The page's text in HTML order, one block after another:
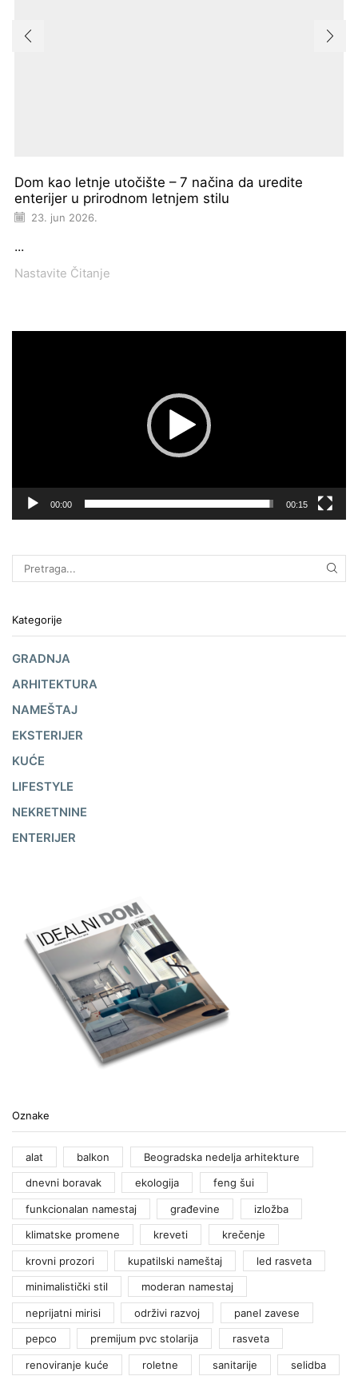
Dom kao letnje utočište – 7 načina da uredite
enterijer u prirodnom letnjem stilu
23. jun 2026.
...
Nastavite Čitanje
00:00 00:15
Kategorije
GRADNJA
ARHITEKTURA
NAMEŠTAJ
EKSTERIJER
KUĆE
LIFESTYLE
NEKRETNINE
ENTERIJER
Oznake
alat balkon Beogradska nedelja arhitekture
dnevni boravak ekologija feng šui
funkcionalan namestaj građevine izložba
klimatske promene kreveti krečenje
krovni prozori kupatilski nameštaj led rasveta
minimalistički stil moderan namestaj
neprijatni mirisi održivi razvoj panel zavese
pepco premijum pvc stolarija rasveta
renoviranje kuće roletne sanitarije selidba